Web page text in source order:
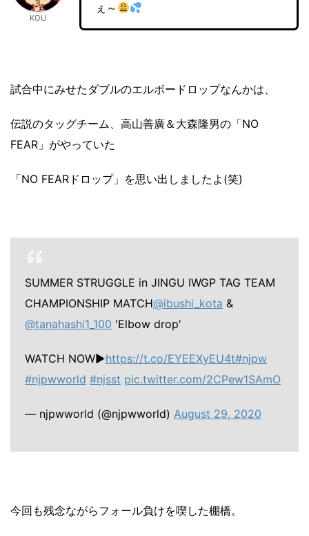
KOU
ぇ～
試合中にみせたダブルのエルボードロップなんかは、
伝説のタッグチーム、高山善廣＆大森隆男の「NO
FEAR」がやっていた
「NO FEARドロップ」を思い出しましたよ(笑)
SUMMER STRUGGLE in JINGU IWGP TAG TEAM
CHAMPIONSHIP MATCH@ibushi_kota &
@tanahashi1_100 'Elbow drop'
WATCH NOW▶︎https://t.co/EYEEXyEU4t#njpw
#njpwworld #njsst pic.twitter.com/2CPew1SAmO
— njpwworld (@njpwworld) August 29, 2020
今回も残念ながらフォール負けを喫した棚橋。